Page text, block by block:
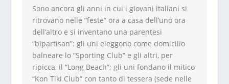
Sono ancora gli anni in cui i giovani italiani si
ritrovano nelle “feste” ora a casa dell’uno ora
dell’altro e si inventano una parentesi
“bipartisan”: gli uni eleggono come domicilio
balneare lo “Sporting Club” e gli altri, per
ripicca, il “Long Beach”; gli uni fondano il mitico
“Kon Tiki Club” con tanto di tessera (sede nelle